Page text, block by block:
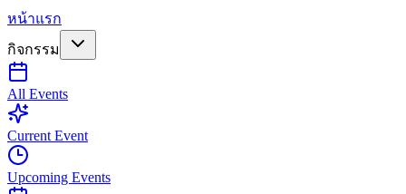
หน้าแรก
กิจกรรม
All Events
Current Event
Upcoming Events